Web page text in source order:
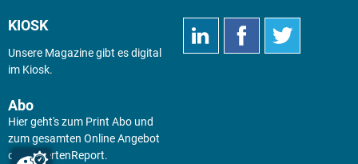
KIOSK
Unsere Magazine gibt es digital
im Kiosk.
Abo
Hier geht's zum Print Abo und
zum gesamten Online Angebot
des expertenReport.